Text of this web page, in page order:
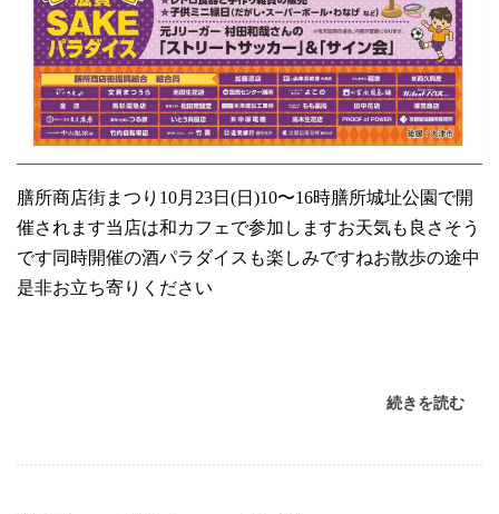
膳所商店街まつり10月23日(日)10〜16時膳所城址公園で開
催されます当店は和カフェで参加しますお天気も良さそう
です同時開催の酒パラダイスも楽しみですねお散歩の途中
是非お立ち寄りください
続きを読む